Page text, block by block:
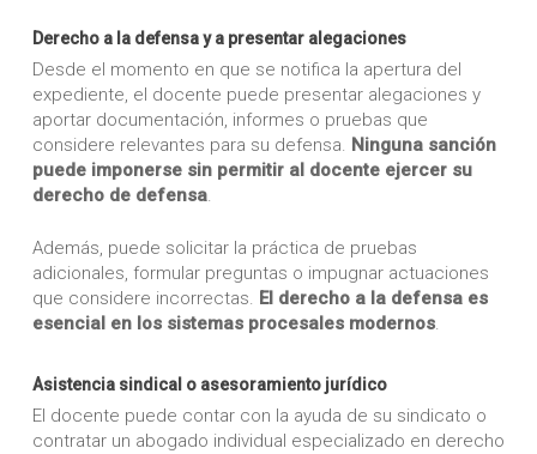
Derecho a la defensa y a presentar alegaciones
Desde el momento en que se notifica la apertura del
expediente, el docente puede presentar alegaciones y
aportar documentación, informes o pruebas que
considere relevantes para su defensa. Ninguna sanción
puede imponerse sin permitir al docente ejercer su
derecho de defensa.
Además, puede solicitar la práctica de pruebas
adicionales, formular preguntas o impugnar actuaciones
que considere incorrectas. El derecho a la defensa es
esencial en los sistemas procesales modernos.
Asistencia sindical o asesoramiento jurídico
El docente puede contar con la ayuda de su sindicato o
contratar un abogado individual especializado en derecho